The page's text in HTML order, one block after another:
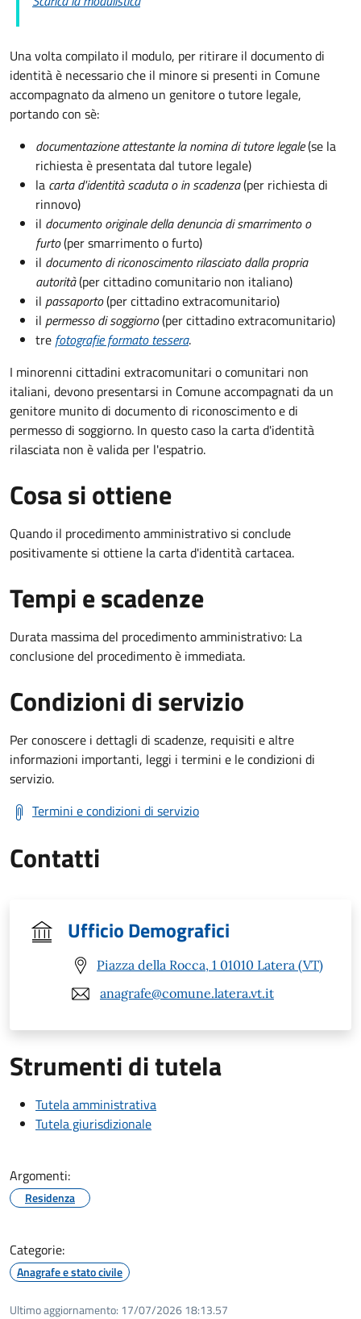
Una volta compilato il modulo, per ritirare il documento di
identità è necessario che il minore si presenti in Comune
accompagnato da almeno un genitore o tutore legale,
portando con sè:
documentazione attestante la nomina di tutore legale(se la
richiesta è presentata dal tutore legale)
la carta d'identità scaduta o in scadenza(per richiesta di
rinnovo)
il documento originale della denuncia di smarrimento o
furto(per smarrimento o furto)
il documento di riconoscimento rilasciato dalla propria
autorità(per cittadino comunitario non italiano)
il passaporto(per cittadino extracomunitario)
il permesso di soggiorno(per cittadino extracomunitario)
tre fotografie formato tessera.
I minorenni cittadini extracomunitari o comunitari non
italiani, devono presentarsi in Comune accompagnati da un
genitore munito di documento di riconoscimento e di
permesso di soggiorno. In questo caso la carta d'identità
rilasciata non è valida per l'espatrio.
Cosa si ottiene
Quando il procedimento amministrativo si conclude
positivamente si ottiene la carta d'identità cartacea.
Tempi e scadenze
Durata massima del procedimento amministrativo: La
conclusione del procedimento è immediata.
Condizioni di servizio
Per conoscere i dettagli di scadenze, requisiti e altre
informazioni importanti, leggi i termini e le condizioni di
servizio.
Termini e condizioni di servizio
Contatti
Ufficio Demografici
Piazza della Rocca, 1 01010 Latera (VT)
anagrafe@comune.latera.vt.it
Strumenti di tutela
Tutela amministrativa
Tutela giurisdizionale
Argomenti:
Residenza
Categorie:
Anagrafe e stato civile
Ultimo aggiornamento: 17/07/2026 18:13.57